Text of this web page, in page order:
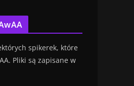
spikerek, które
Pliki są zapisane w